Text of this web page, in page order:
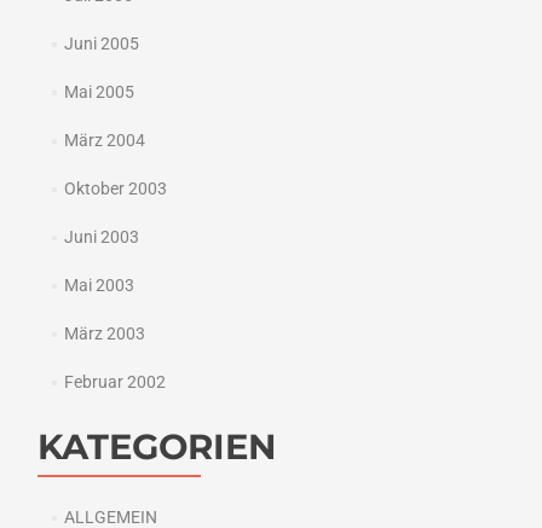
Juni 2005
Mai 2005
März 2004
Oktober 2003
Juni 2003
Mai 2003
März 2003
Februar 2002
KATEGORIEN
ALLGEMEIN